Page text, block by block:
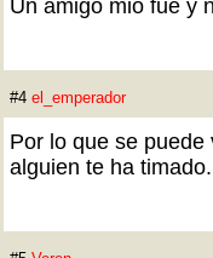
Un amigo mio fue y
#4 el_emperador
Por lo que se
alguien te ha timado.